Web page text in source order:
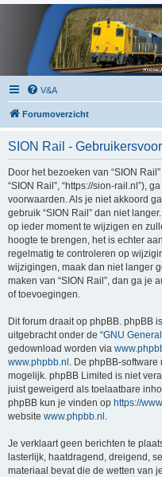
V&A
Forumoverzicht
SION Rail -
Door het bezoeken van “SION Rail”
“SION Rail”, “https://sion-rail.nl”),
voorwaarden. Als je niet akkoord
gebruik “SION Rail” dan niet
op ieder moment te wijzigen en
hoogte te brengen, het is echter
regelmatig te controleren op
wijzigingen, maak dan niet langer
maken van “SION Rail”, dan ga je
of toevoegingen.
Dit forum draait op phpBB. phpBB
uitgebracht onder de “GNU
gedownload worden via
www.phpbb.nl . De phpBB-
mogelijk. phpBB Limited is niet
juist geweigerd als toelaatbare
phpBB kun je vinden op https://
website www.phpbb.nl
Je verklaart geen berichten te
lasterlijk, haatdragend, dreigend,
materiaal bevat die de wetten van